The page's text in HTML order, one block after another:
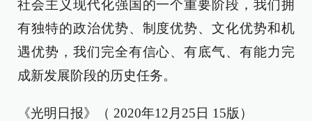
社会主义现代化强国的一个重要阶段，我们拥
有独特的政治优势、制度优势、文化优势和机
遇优势，我们完全有信心、有底气、有能力完
成新发展阶段的历史任务。
《光明日报》（ 2020年12月25日 15版）